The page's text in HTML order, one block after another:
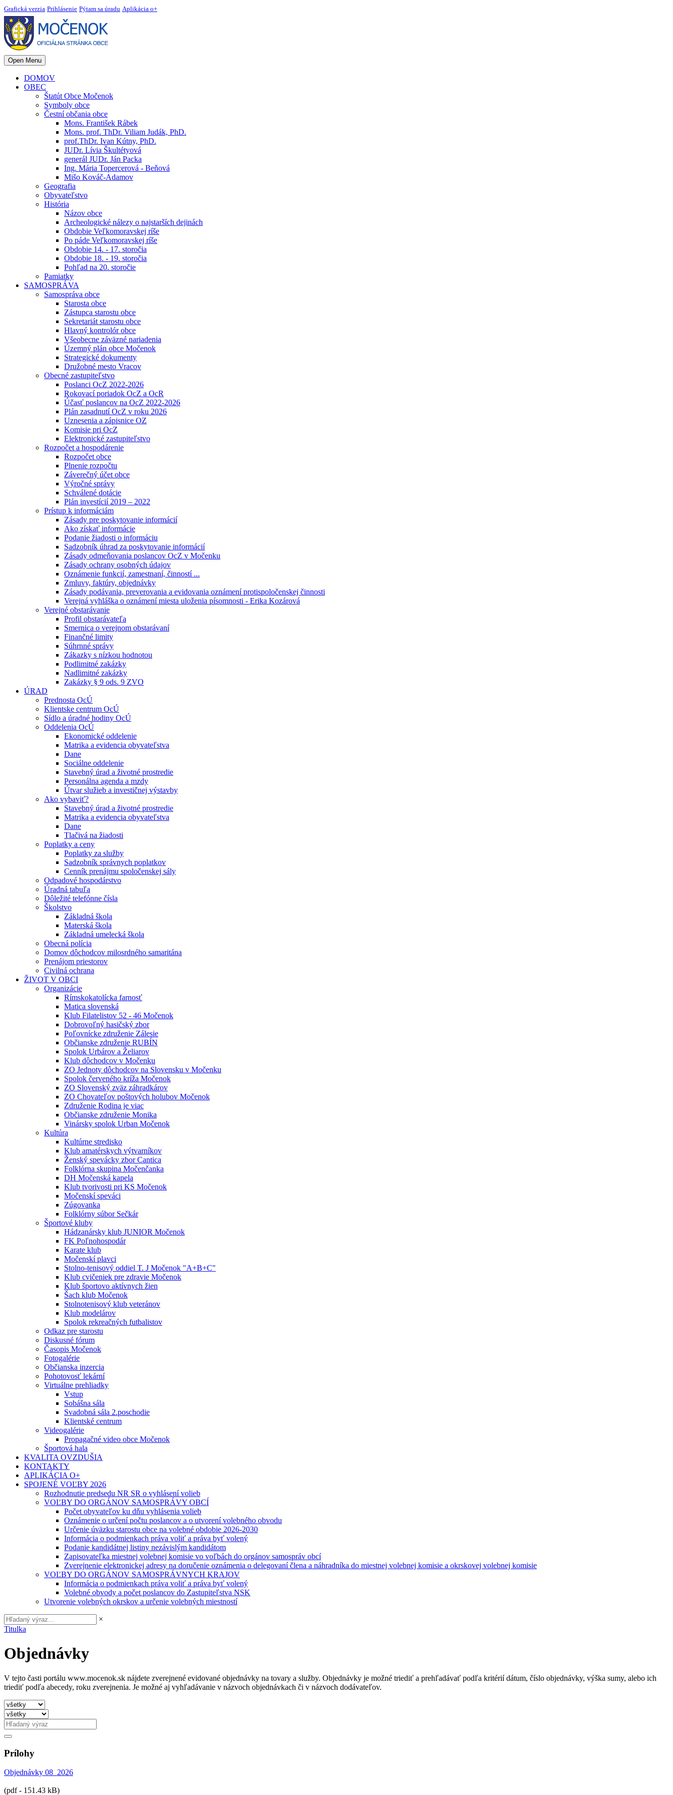
Grafická verzia Prihlásenie Pýtam sa úradu Aplikácia o+
Open Menu
DOMOV
OBEC
Štatút Obce Močenok
Symboly obce
Čestní občania obce
Mons. František Rábek
Mons. prof. ThDr. Viliam Judák, PhD.
prof.ThDr. Ivan Kútny, PhD.
JUDr. Lívia Škultétyová
generál JUDr. Ján Packa
Ing. Mária Topercerová - Beňová
Mišo Kováč-Adamov
Geografia
Obyvateľstvo
História
Názov obce
Archeologické nálezy o najstarších dejinách
Obdobie Veľkomoravskej ríše
Po páde Veľkomoravskej ríše
Obdobie 14. - 17. storočia
Obdobie 18. - 19. storočia
Pohľad na 20. storočie
Pamiatky
SAMOSPRÁVA
Samospráva obce
Starosta obce
Zástupca starostu obce
Sekretariát starostu obce
Hlavný kontrolór obce
Všeobecne záväzné nariadenia
Územný plán obce Močenok
Strategické dokumenty
Družobné mesto Vracov
Obecné zastupiteľstvo
Poslanci OcZ 2022-2026
Rokovací poriadok OcZ a OcR
Účasť poslancov na OcZ 2022-2026
Plán zasadnutí OcZ v roku 2026
Uznesenia a zápisnice OZ
Komisie pri OcZ
Elektronické zastupiteľstvo
Rozpočet a hospodárenie
Rozpočet obce
Plnenie rozpočtu
Záverečný účet obce
Výročné správy
Schválené dotácie
Plán investícií 2019 – 2022
Prístup k informáciám
Zásady pre poskytovanie informácií
Ako získať informácie
Podanie žiadosti o informáciu
Sadzobník úhrad za poskytovanie informácií
Zásady odmeňovania poslancov OcZ v Močenku
Zásady ochrany osobných údajov
Oznámenie funkcií, zamestnaní, činností ...
Zmluvy, faktúry, objednávky
Zásady podávania, preverovania a evidovania oznámení protispoločenskej činnosti
Verejná vyhláška o oznámení miesta uloženia písomnosti - Erika Kozárová
Verejné obstarávanie
Profil obstarávateľa
Smernica o verejnom obstarávaní
Finančné limity
Súhrnné správy
Zákazky s nízkou hodnotou
Podlimitné zakázky
Nadlimitné zakázky
Zakázky § 9 ods. 9 ZVO
ÚRAD
Prednosta OcÚ
Klientske centrum OcÚ
Sídlo a úradné hodiny OcÚ
Oddelenia OcÚ
Ekonomické oddelenie
Matrika a evidencia obyvateľstva
Dane
Sociálne oddelenie
Stavebný úrad a životné prostredie
Personálna agenda a mzdy
Útvar služieb a investičnej výstavby
Ako vybaviť?
Stavebný úrad a životné prostredie
Matrika a evidencia obyvateľstva
Dane
Tlačivá na žiadosti
Poplatky a ceny
Poplatky za služby
Sadzobník správnych poplatkov
Cenník prenájmu spoločenskej sály
Odpadové hospodárstvo
Úradná tabuľa
Dôležité telefónne čísla
Školstvo
Základná škola
Materská škola
Základná umelecká škola
Obecná polícia
Domov dôchodcov milosrdného samaritána
Prenájom priestorov
Civilná ochrana
ŽIVOT V OBCI
Organizácie
Rímskokatolícka farnosť
Matica slovenská
Klub Filatelistov 52 - 46 Močenok
Dobrovoľný hasičský zbor
Poľovnícke združenie Zálesie
Občianske združenie RUBÍN
Spolok Urbárov a Želiarov
Klub dôchodcov v Močenku
ZO Jednoty dôchodcov na Slovensku v Močenku
Spolok červeného kríža Močenok
ZO Slovenský zväz záhradkárov
ZO Chovateľov poštových holubov Močenok
Združenie Rodina je viac
Občianske združenie Monika
Vinársky spolok Urban Močenok
Kultúra
Kultúrne stredisko
Klub amatérskych výtvarníkov
Ženský spevácky zbor Cantica
Folklórna skupina Močenčanka
DH Močenská kapela
Klub tvorivosti pri KS Močenok
Močenskí speváci
Zúgovanka
Folklórny súbor Sečkár
Športové kluby
Hádzanársky klub JUNIOR Močenok
FK Poľnohospodár
Karate klub
Močenskí plavci
Stolno-tenisový oddiel T. J Močenok "A+B+C"
Klub cvičeniek pre zdravie Močenok
Klub športovo aktívnych žien
Šach klub Močenok
Stolnotenisový klub veteránov
Klub modelárov
Spolok rekreačných futbalistov
Odkaz pre starostu
Diskusné fórum
Časopis Močenok
Fotogalérie
Občianska inzercia
Pohotovosť lekární
Virtuálne prehliadky
Vstup
Sobášna sála
Svadobná sála 2.poschodie
Klientské centrum
Videogalérie
Propagačné video obce Močenok
Športová hala
KVALITA OVZDUŠIA
KONTAKTY
APLIKÁCIA O+
SPOJENÉ VOĽBY 2026
Rozhodnutie predsedu NR SR o vyhlásení volieb
VOĽBY DO ORGÁNOV SAMOSPRÁVY OBCÍ
Počet obyvateľov ku dňu vyhlásenia volieb
Oznámenie o určení počtu poslancov a o utvorení volebného obvodu
Určenie úväzku starostu obce na volebné obdobie 2026-2030
Informácia o podmienkach práva voliť a práva byť volený
Podanie kandidátnej listiny nezávislým kandidátom
Zapisovateľka miestnej volebnej komisie vo voľbách do orgánov samospráv obcí
Zverejnenie elektronickej adresy na doručenie oznámenia o delegovaní člena a náhradníka do miestnej volebnej komisie a okrskovej volebnej komisie
VOĽBY DO ORGÁNOV SAMOSPRÁVNYCH KRAJOV
Informácia o podmienkach práva voliť a práva byť volený
Volebné obvody a počet poslancov do Zastupiteľstva NSK
Utvorenie volebných okrskov a určenie volebných miestností
×
Titulka
Objednávky
V tejto časti portálu www.mocenok.sk nájdete zverejnené evidované objednávky na tovary a služby. Objednávky je možné triediť a prehľadávať podľa kritérií dátum, číslo objednávky, výška sumy, alebo ich
triediť podľa abecedy, roku zverejnenia. Je možné aj vyhľadávanie v názvoch objednávkach či v názvoch dodávateľov.
Prílohy
Objednávky 08_2026
(pdf - 151.43 kB)